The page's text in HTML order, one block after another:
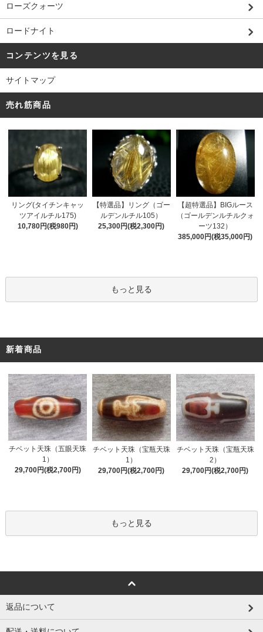
ローズクォーツ
ロードナイト
コンテンツを見る
サイトマップ
売れ筋商品
リング(タイチンキャッ
ツアイルチル175)
10,780円(税980円)
【特選品】リング（ゴー
ルデンルチル105）
25,300円(税2,300円)
【超特選品】BIGルース
（ゴールデンルチルクォ
ーツ132）
385,000円(税35,000円)
もっと見る
新着商品
チベット天珠（五眼天珠
1）
29,700円(税2,700円)
チベット天珠（宝瓶天珠
1）
29,700円(税2,700円)
チベット天珠（宝瓶天珠
2）
29,700円(税2,700円)
もっと見る
返品について